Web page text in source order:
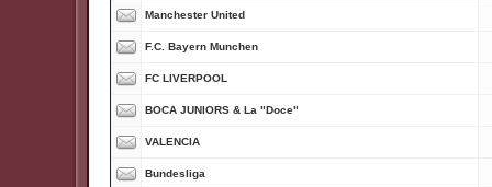
Manchester United
F.C. Bayern Munchen
FC LIVERPOOL
BOCA JUNIORS & La "Doce"
VALENCIA
Bundesliga